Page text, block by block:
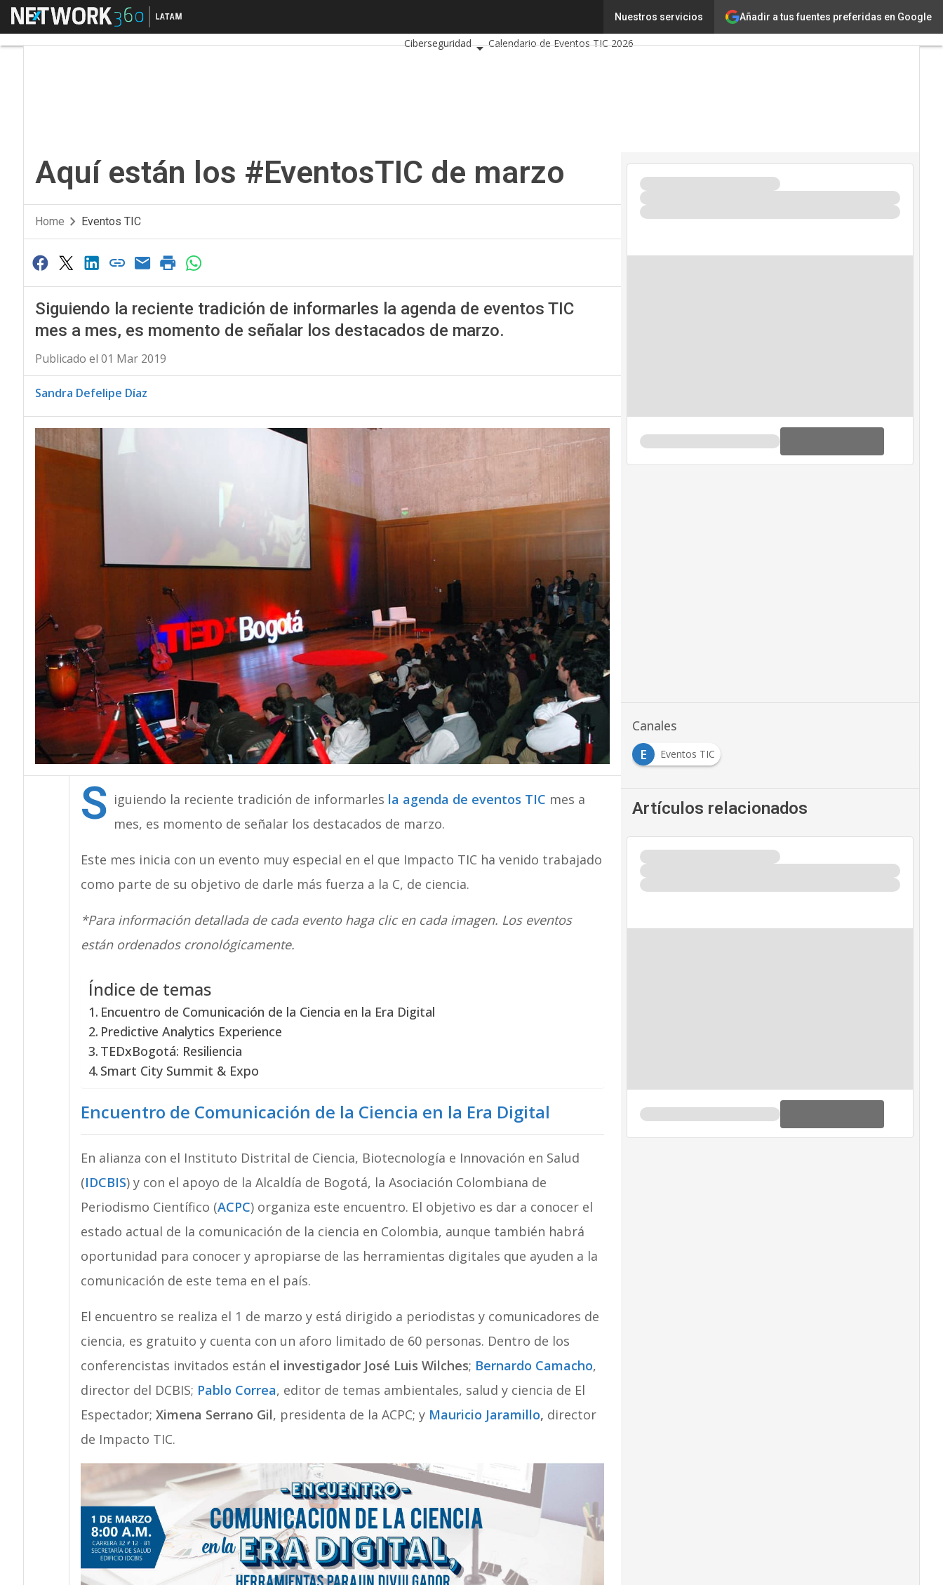
Añadir a tus fuentes preferidas en Google
Nuestros servicios
Menú
Inteligencia Artificial
Ciberseguridad
Calendario de Eventos TIC 2026
Aquí están los #EventosTIC de marzo
Home Eventos TIC
Siguiendo la reciente tradición de informarles la agenda de eventos TIC
mes a mes, es momento de señalar los destacados de marzo.
Publicado el 01 Mar 2019
Sandra Defelipe Díaz
S iguiendo la reciente tradición de informarles la agenda de eventos TIC mes a
mes, es momento de señalar los destacados de marzo.
Este mes inicia con un evento muy especial en el que Impacto TIC ha venido trabajado
como parte de su objetivo de darle más fuerza a la C, de ciencia.
*Para información detallada de cada evento haga clic en cada imagen. Los eventos
están ordenados cronológicamente.
Índice de temas
Encuentro de Comunicación de la Ciencia en la Era Digital
Predictive Analytics Experience
TEDxBogotá: Resiliencia
Smart City Summit & Expo
Encuentro de Comunicación de la Ciencia en la Era Digital
En alianza con el Instituto Distrital de Ciencia, Biotecnología e Innovación en Salud
(IDCBIS) y con el apoyo de la Alcaldía de Bogotá, la Asociación Colombiana de
Periodismo Científico (ACPC) organiza este encuentro. El objetivo es dar a conocer el
estado actual de la comunicación de la ciencia en Colombia, aunque también habrá
oportunidad para conocer y apropiarse de las herramientas digitales que ayuden a la
comunicación de este tema en el país.
El encuentro se realiza el 1 de marzo y está dirigido a periodistas y comunicadores de
ciencia, es gratuito y cuenta con un aforo limitado de 60 personas. Dentro de los
conferencistas invitados están el investigador José Luis Wilches; Bernardo Camacho,
director del DCBIS; Pablo Correa, editor de temas ambientales, salud y ciencia de El
Espectador; Ximena Serrano Gil, presidenta de la ACPC; y Mauricio Jaramillo, director
de Impacto TIC.
Canales
E
Eventos TIC
Artículos relacionados